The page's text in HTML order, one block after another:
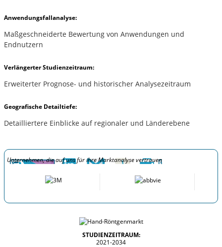
Anwendungsfallanalyse:
Maßgeschneiderte Bewertung von Anwendungen und
Endnutzern
Verlängerter Studienzeitraum:
Erweiterter Prognose- und historischer Analysezeitraum
Geografische Detailtiefe:
Detailliertere Einblicke auf regionaler und Länderebene
Unternehmen, die auf uns für ihre Marktanalyse vertrauen
STUDIENZEITRAUM:
2021-2034